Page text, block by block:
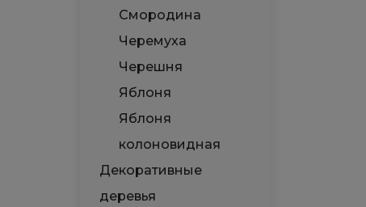
Смородина
Черемуха
Черешня
Яблоня
Яблоня
колоновидная
Декоративные
деревья